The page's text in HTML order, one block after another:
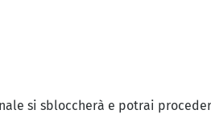
si sbloccherà e potrai